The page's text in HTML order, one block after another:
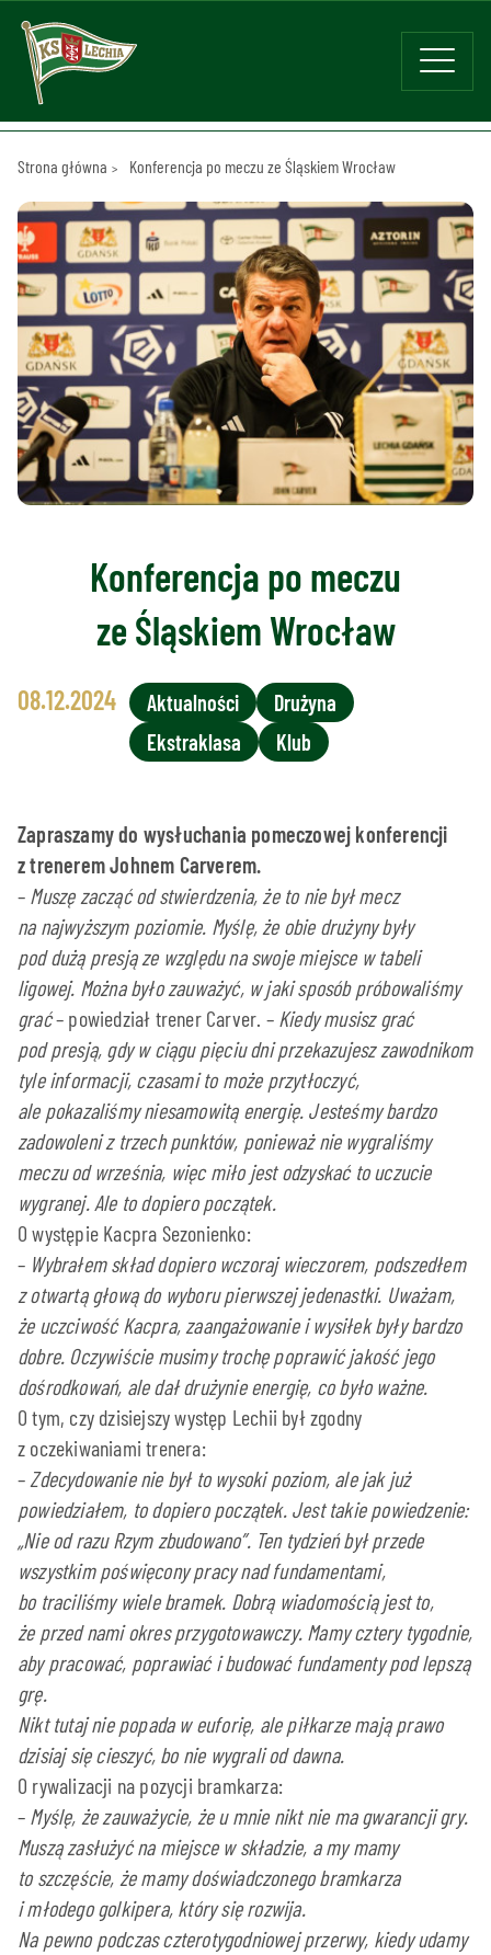
Strona główna Konferencja po meczu ze Śląskiem Wrocław
Konferencja po meczu
ze Śląskiem Wrocław
08.12.2024 Aktualności
Drużyna
Ekstraklasa
Klub
Zapraszamy do wysłuchania pomeczowej konferencji
z trenerem Johnem Carverem.
– Muszę zacząć od stwierdzenia, że to nie był mecz
na najwyższym poziomie. Myślę, że obie drużyny były
pod dużą presją ze względu na swoje miejsce w tabeli
ligowej. Można było zauważyć, w jaki sposób próbowaliśmy
grać– powiedział trener Carver. – Kiedy musisz grać
pod presją, gdy w ciągu pięciu dni przekazujesz zawodnikom
tyle informacji, czasami to może przytłoczyć,
ale pokazaliśmy niesamowitą energię. Jesteśmy bardzo
zadowoleni z trzech punktów, ponieważ nie wygraliśmy
meczu od września, więc miło jest odzyskać to uczucie
wygranej. Ale to dopiero początek.
O występie Kacpra Sezonienko:
– Wybrałem skład dopiero wczoraj wieczorem, podszedłem
z otwartą głową do wyboru pierwszej jedenastki. Uważam,
że uczciwość Kacpra, zaangażowanie i wysiłek były bardzo
dobre. Oczywiście musimy trochę poprawić jakość jego
dośrodkowań, ale dał drużynie energię, co było ważne.
O tym, czy dzisiejszy występ Lechii był zgodny
z oczekiwaniami trenera:
– Zdecydowanie nie był to wysoki poziom, ale jak już
powiedziałem, to dopiero początek. Jest takie powiedzenie:
„Nie od razu Rzym zbudowano”. Ten tydzień był przede
wszystkim poświęcony pracy nad fundamentami,
bo traciliśmy wiele bramek. Dobrą wiadomością jest to,
że przed nami okres przygotowawczy. Mamy cztery tygodnie,
aby pracować, poprawiać i budować fundamenty pod lepszą
grę.
Nikt tutaj nie popada w euforię, ale piłkarze mają prawo
dzisiaj się cieszyć, bo nie wygrali od dawna.
O rywalizacji na pozycji bramkarza:
– Myślę, że zauważycie, że u mnie nikt nie ma gwarancji gry.
Muszą zasłużyć na miejsce w składzie, a my mamy
to szczęście, że mamy doświadczonego bramkarza
i młodego golkipera, który się rozwija.
Na pewno podczas czterotygodniowej przerwy, kiedy udamy